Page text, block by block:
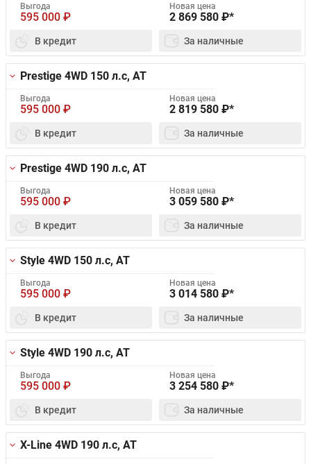
Выгода
595 000 ₽
Новая цена
2 869 580 ₽*
В кредит За наличные
Prestige 4WD 150 л.с, AT
Выгода
595 000 ₽
Новая цена
2 819 580 ₽*
В кредит За наличные
Prestige 4WD 190 л.с, AT
Выгода
595 000 ₽
Новая цена
3 059 580 ₽*
В кредит За наличные
Style 4WD 150 л.с, AT
Выгода
595 000 ₽
Новая цена
3 014 580 ₽*
В кредит За наличные
Style 4WD 190 л.с, AT
Выгода
595 000 ₽
Новая цена
3 254 580 ₽*
В кредит За наличные
X-Line 4WD 190 л.с, AT